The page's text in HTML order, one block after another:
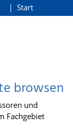
Start
browsen
und
Fachgebiet